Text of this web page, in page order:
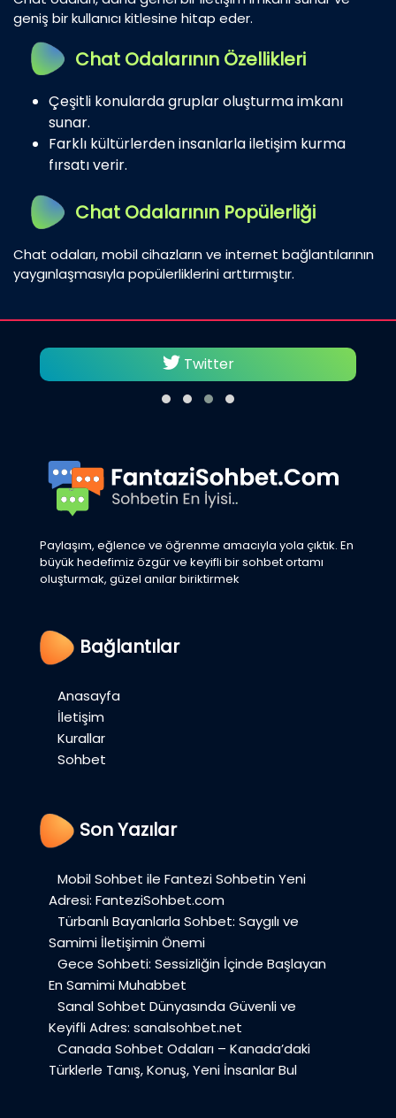
geniş bir kullanıcı kitlesine hitap eder.
Chat Odalarının Özellikleri
Çeşitli konularda gruplar oluşturma imkanı
sunar.
Farklı kültürlerden insanlarla iletişim kurma
fırsatı verir.
Chat Odalarının Popülerliği
Chat odaları, mobil cihazların ve internet bağlantılarının
yaygınlaşmasıyla popülerliklerini arttırmıştır.
Twitter
Paylaşım, eğlence ve öğrenme amacıyla yola çıktık. En
büyük hedefimiz özgür ve keyifli bir sohbet ortamı
oluşturmak, güzel anılar biriktirmek
Bağlantılar
Anasayfa
İletişim
Kurallar
Sohbet
Son Yazılar
Mobil Sohbet ile Fantezi Sohbetin Yeni
Adresi: FanteziSohbet.com
Türbanlı Bayanlarla Sohbet: Saygılı ve
Samimi İletişimin Önemi
Gece Sohbeti: Sessizliğin İçinde Başlayan
En Samimi Muhabbet
Sanal Sohbet Dünyasında Güvenli ve
Keyifli Adres: sanalsohbet.net
Canada Sohbet Odaları – Kanada’daki
Türklerle Tanış, Konuş, Yeni İnsanlar Bul